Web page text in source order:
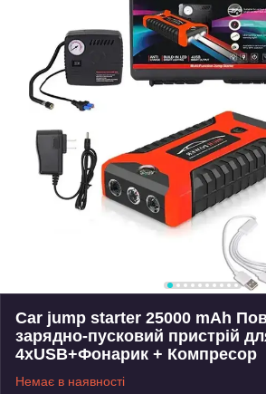
Car jump starter 25000 mAh
зарядно-пусковий пристрій
4хUSB+Фонарик + Компресор
Немає в наявності